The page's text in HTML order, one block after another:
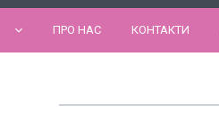
ПРО НАС КОНТАКТИ